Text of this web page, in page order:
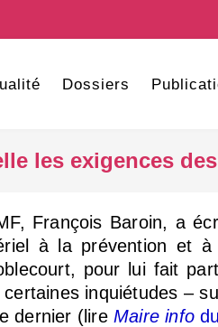
Dossiers
les exigences
François Baroin, a
à la prévention et
pour lui fait
certaines inquiétudes –
dernier (lireMaire info